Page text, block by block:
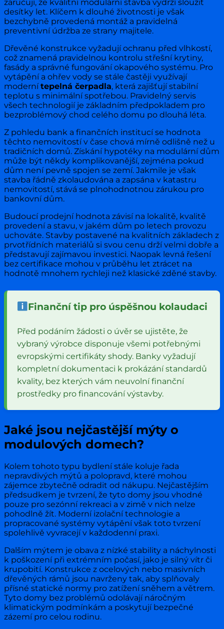
zaručují, že kvalitní modulární stavba vydrží sloužit
desítky let. Klíčem k dlouhé životnosti je však
bezchybně provedená montáž a pravidelná
preventivní údržba ze strany majitele.
Dřevěné konstrukce vyžadují ochranu před vlhkostí,
což znamená pravidelnou kontrolu střešní krytiny,
fasády a správné fungování okapového systému. Pro
vytápění a ohřev vody se stále častěji využívají
modernítepelná čerpadla, která zajišťují stabilní
teplotu s minimální spotřebou. Pravidelný servis
všech technologií je základním předpokladem pro
bezproblémový chod celého domu po dlouhá léta.
Z pohledu bank a finančních institucí se hodnota
těchto nemovitostí v čase chová mírně odlišně než u
tradičních domů. Získání hypotéky na modulární dům
může být někdy komplikovanější, zejména pokud
dům není pevně spojen se zemí. Jakmile je však
stavba řádně zkolaudována a zapsána v katastru
nemovitostí, stává se plnohodnotnou zárukou pro
bankovní dům.
Budoucí prodejní hodnota závisí na lokalitě, kvalitě
provedení a stavu, v jakém dům po letech provozu
uchováte. Stavby postavené na kvalitních základech z
prvotřídních materiálů si svou cenu drží velmi dobře a
představují zajímavou investici. Naopak levná řešení
bez certifikace mohou v průběhu let ztrácet na
hodnotě mnohem rychleji než klasické zděné stavby.
Finanční tip pro úspěšnou kolaudaci
Před podáním žádosti o úvěr se ujistěte, že
vybraný výrobce disponuje všemi potřebnými
evropskými certifikáty shody. Banky vyžadují
kompletní dokumentaci k prokázání standardů
kvality, bez kterých vám neuvolní finanční
prostředky pro financování výstavby.
Jaké jsou nejčastější mýty o
modulových domech?
Kolem tohoto typu bydlení stále koluje řada
nepravdivých mýtů a polopravd, které mohou
zájemce zbytečně odradit od nákupu. Nejčastějším
předsudkem je tvrzení, že tyto domy jsou vhodné
pouze pro sezónní rekreaci a v zimě v nich nelze
pohodlně žít. Moderní izolační technologie a
propracované systémy vytápění však toto tvrzení
spolehlivě vyvracejí v každodenní praxi.
Dalším mýtem je obava z nízké stability a náchylnosti
k poškození při extrémním počasí, jako je silný vítr či
krupobití. Konstrukce z ocelových nebo masivních
dřevěných rámů jsou navrženy tak, aby splňovaly
přísné statické normy pro zatížení sněhem a větrem.
Tyto domy bez problémů odolávají náročným
klimatickým podmínkám a poskytují bezpečné
zázemí pro celou rodinu.